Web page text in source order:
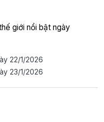
giới nổi bật ngày
22/1/2026
23/1/2026